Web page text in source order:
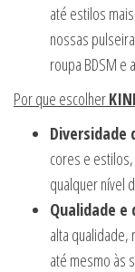
até estilos
nossas
roupa BDSM e
Por que escolher
Diversidade
cores e
qualquer nível
Qualidade e
alta
até mesmo às